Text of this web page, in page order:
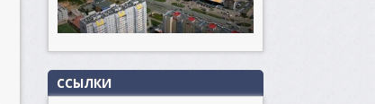
ССЫЛКИ